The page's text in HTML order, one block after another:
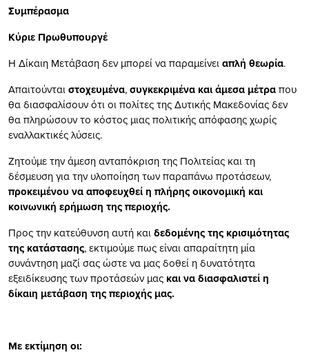
Συμπέρασμα
Κύριε Πρωθυπουργέ
Η Δίκαιη Μετάβαση δεν μπορεί να παραμείνειαπλή θεωρία.
Απαιτούνταιστοχευμένα,συγκεκριμένα και άμεσα μέτραπου
θα διασφαλίσουν ότι οι πολίτες της Δυτικής Μακεδονίας δεν
θα πληρώσουν το κόστος μιας πολιτικής απόφασης χωρίς
εναλλακτικές λύσεις.
Ζητούμε την άμεση ανταπόκριση της Πολιτείας και τη
δέσμευση για την υλοποίηση των παραπάνω προτάσεων,
προκειμένου να αποφευχθεί η πλήρης οικονομική και
κοινωνική ερήμωση της περιοχής.
Προς την κατεύθυνση αυτή καιδεδομένης της κρισιμότητας
της κατάστασης, εκτιμούμε πως είναι απαραίτητη μία
συνάντηση μαζί σας ώστε να μας δοθεί η δυνατότητα
εξειδίκευσης των προτάσεών μας και να διασφαλιστεί η
δίκαιη μετάβαση της περιοχής μας.
Με εκτίμηση οι: